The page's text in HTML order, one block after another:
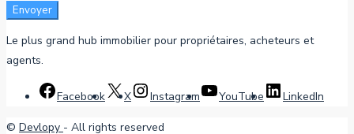
Envoyer
Le plus grand hub immobilier pour propriétaires, acheteurs et
agents.
Facebook X Instagram YouTube LinkedIn
© Devlopy - All rights reserved